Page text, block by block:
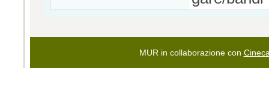
MUR in collaborazione con